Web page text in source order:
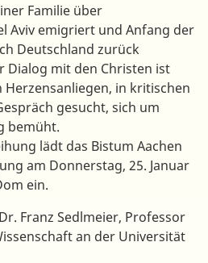
Familie über
Aviv emigriert und Anfang der
Deutschland zurück
Dialog mit den Christen ist
Herzensanliegen, in kritischen
gesucht, sich um
bemüht.
lädt das Bistum Aachen
am Donnerstag, 25. Januar
ein.
Franz Sedlmeier, Professor
an der Universität